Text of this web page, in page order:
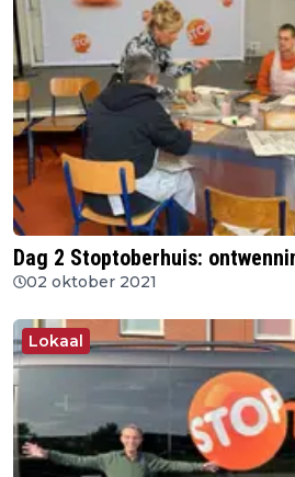
Dag 2 Stoptoberhuis:
02 oktober 2021
Lokaal